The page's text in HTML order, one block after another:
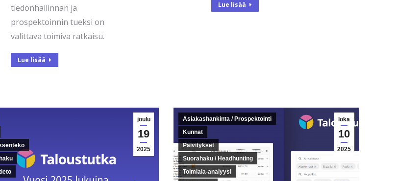
tiedonhallinnan ja
prospektoinnin tueksi on
valittava toimiva ratkaisu.
Lue lisää
Lue lisää
joulu
19
2025
loka
10
2025
Asiakashankinta / Prospektointi
Kunnat
Päivitykset
Suorahaku / Headhunting
Toimiala-analyysi